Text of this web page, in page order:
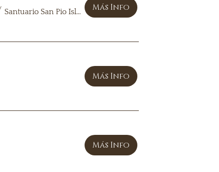
Santuario San Pio Isla Mujeres Más Info
Más Info
Más Info